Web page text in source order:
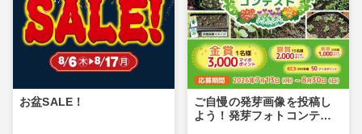
お盆SALE！
ご自慢の発芽画像を投稿し
よう！発芽フォトコンテス